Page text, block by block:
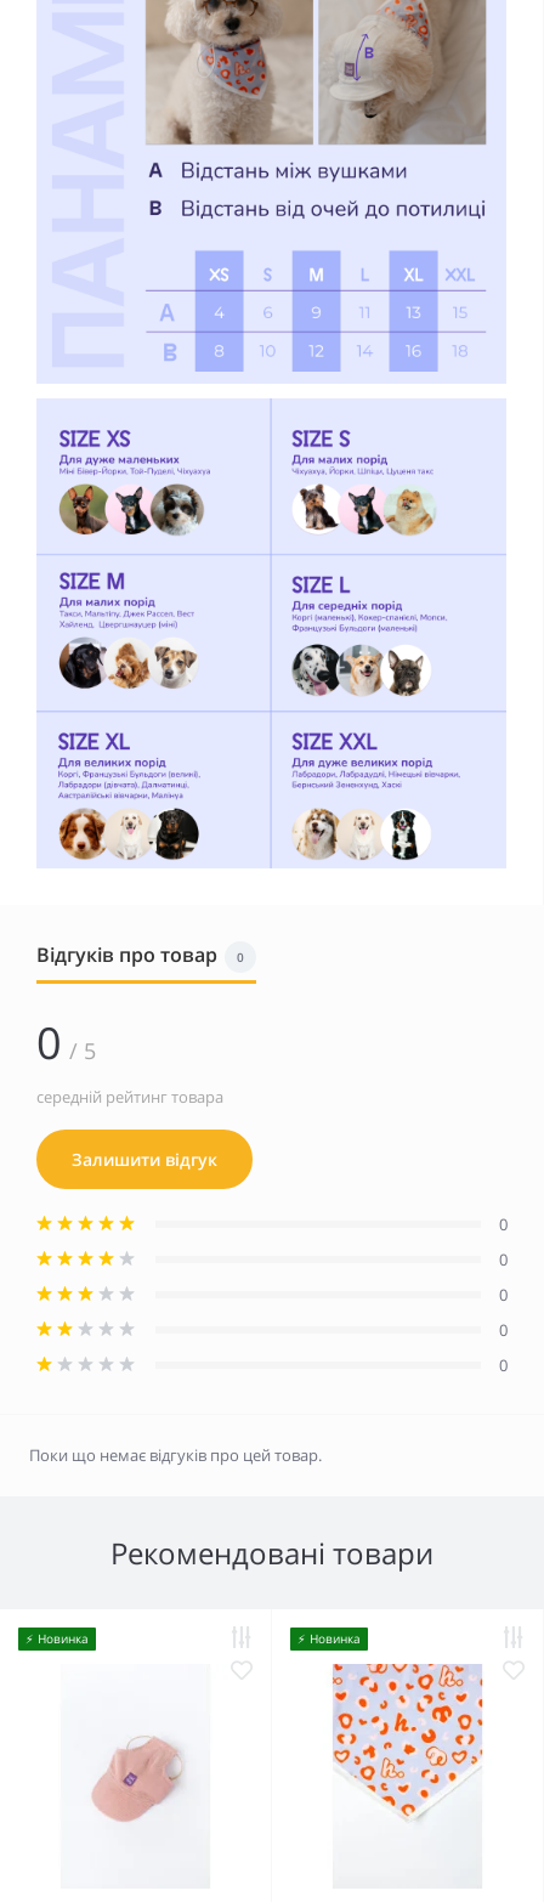
Відгуків про товар 0
0 / 5
середній рейтинг товара
Залишити відгук
0
0
0
0
0
Поки що немає відгуків про цей товар.
Рекомендовані товари
⚡️ Новинка ⚡️ Новинка